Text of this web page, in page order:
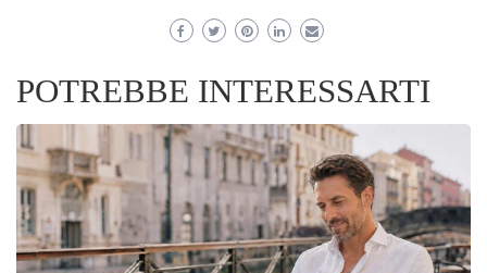
POTREBBE INTERESSARTI